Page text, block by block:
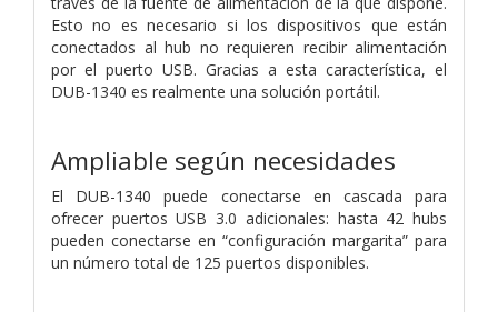
Esto no es necesario si los dispositivos que están
conectados al hub no requieren recibir alimentación
por el puerto USB. Gracias a esta característica, el
DUB-1340 es realmente una solución portátil.
Ampliable según necesidades
El DUB-1340 puede conectarse en cascada para
ofrecer puertos USB 3.0 adicionales: hasta 42 hubs
pueden conectarse en “configuración margarita” para
un número total de 125 puertos disponibles.